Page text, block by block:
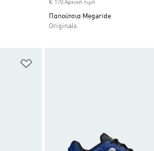
€ 170 Αρχική τιμή
Παπούτσια Megaride
Originals